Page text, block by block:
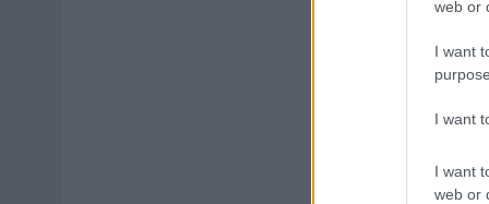
web or
I want
I want
I want
web or